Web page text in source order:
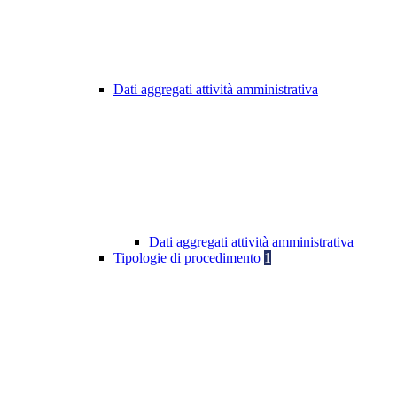
Dati aggregati attività amministrativa
Dati aggregati attività amministrativa
Tipologie di procedimento 1